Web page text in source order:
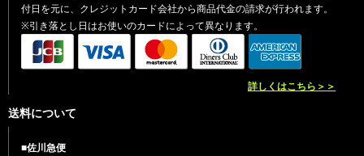
付日を元に、クレジットカード会社から商品代金の請求が行われます。
※引き落とし日はお使いのカードによって異なります。
詳しくはこちら＞＞
送料について
■佐川急便